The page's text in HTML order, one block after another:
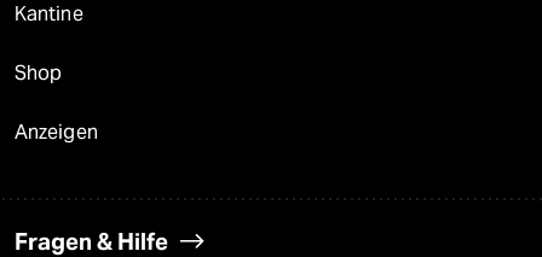
Kantine
Shop
Anzeigen
Fragen & Hilfe